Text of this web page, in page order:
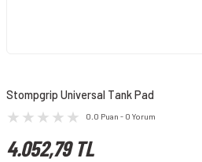
Stompgrip Universal Tank Pad
0.0 Puan - 0 Yorum
4.052,79 TL